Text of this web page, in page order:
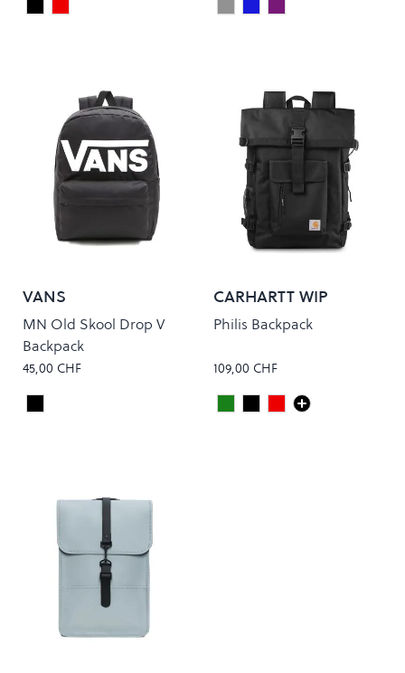
Colour
BlackTrue Red Colour
Charcoal Grey
New Moon Blue
Lilac Pink
VANS
MN Old Skool Drop V
Backpack
45,00 CHF
Colour
Black/White
CARHARTT WIP
Philis Backpack
109,00 CHF
Colour
LeafBlackPALISANDER